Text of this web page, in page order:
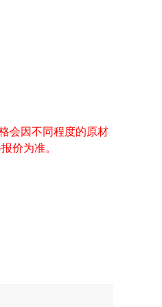
会因不同程度的原材
价为准。